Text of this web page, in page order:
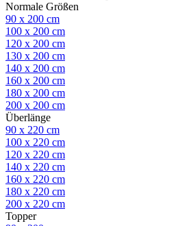
Normale Größen
90 x 200 cm
100 x 200 cm
120 x 200 cm
130 x 200 cm
140 x 200 cm
160 x 200 cm
180 x 200 cm
200 x 200 cm
Überlänge
90 x 220 cm
100 x 220 cm
120 x 220 cm
140 x 220 cm
160 x 220 cm
180 x 220 cm
200 x 220 cm
Topper